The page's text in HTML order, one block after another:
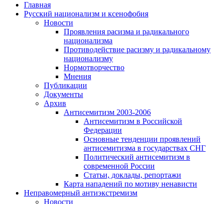
Главная
Русский национализм и ксенофобия
Новости
Проявления расизма и радикального
национализма
Противодействие расизму и радикальному
национализму
Нормотворчество
Мнения
Публикации
Документы
Архив
Антисемитизм 2003-2006
Антисемитизм в Российской
Федерации
Основные тенденции проявлений
антисемитизма в государствах СНГ
Политический антисемитизм в
современной России
Статьи, доклады, репортажи
Карта нападений по мотиву ненависти
Неправомерный антиэкстремизм
Новости